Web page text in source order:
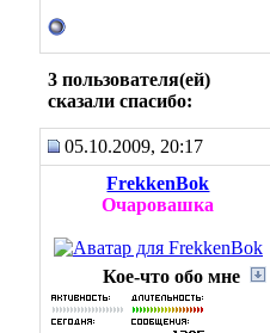
3 пользователя(ей)
сказали cпасибо:
05.10.2009, 20:17
FrekkenBok
Очаровашка
Кое-что обо мне